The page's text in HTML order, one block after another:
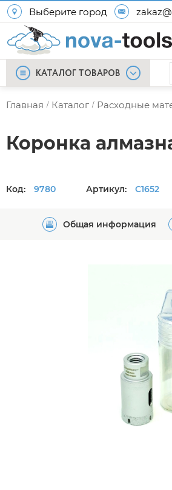
Выберите город
КАТАЛОГ ТОВАРОВ
Главная / Каталог / Расходные
Коронка
Код: 9780 Артикул: C1652
Общая информация